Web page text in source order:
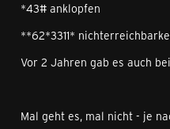
*43# anklopfen
**62*3311*
Vor 2 Jahren gab es auch
Mal geht es, mal nicht - je